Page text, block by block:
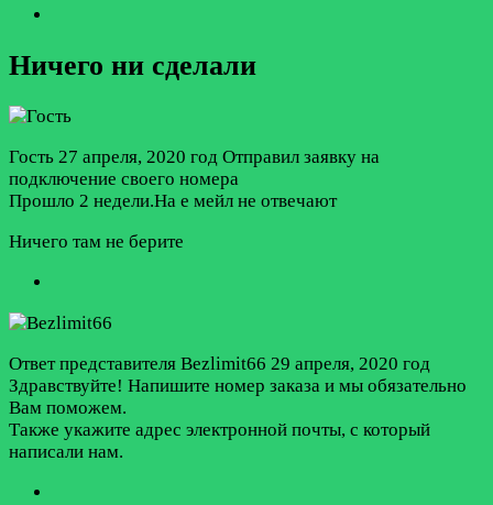
Ничего ни сделали
Гость 27 апреля, 2020 год Отправил заявку на
подключение своего номера
Прошло 2 недели.На е мейл не отвечают
Ничего там не берите
Ответ представителя Bezlimit66 29 апреля, 2020 год
Здравствуйте! Напишите номер заказа и мы обязательно
Вам поможем.
Также укажите адрес электронной почты, с который
написали нам.